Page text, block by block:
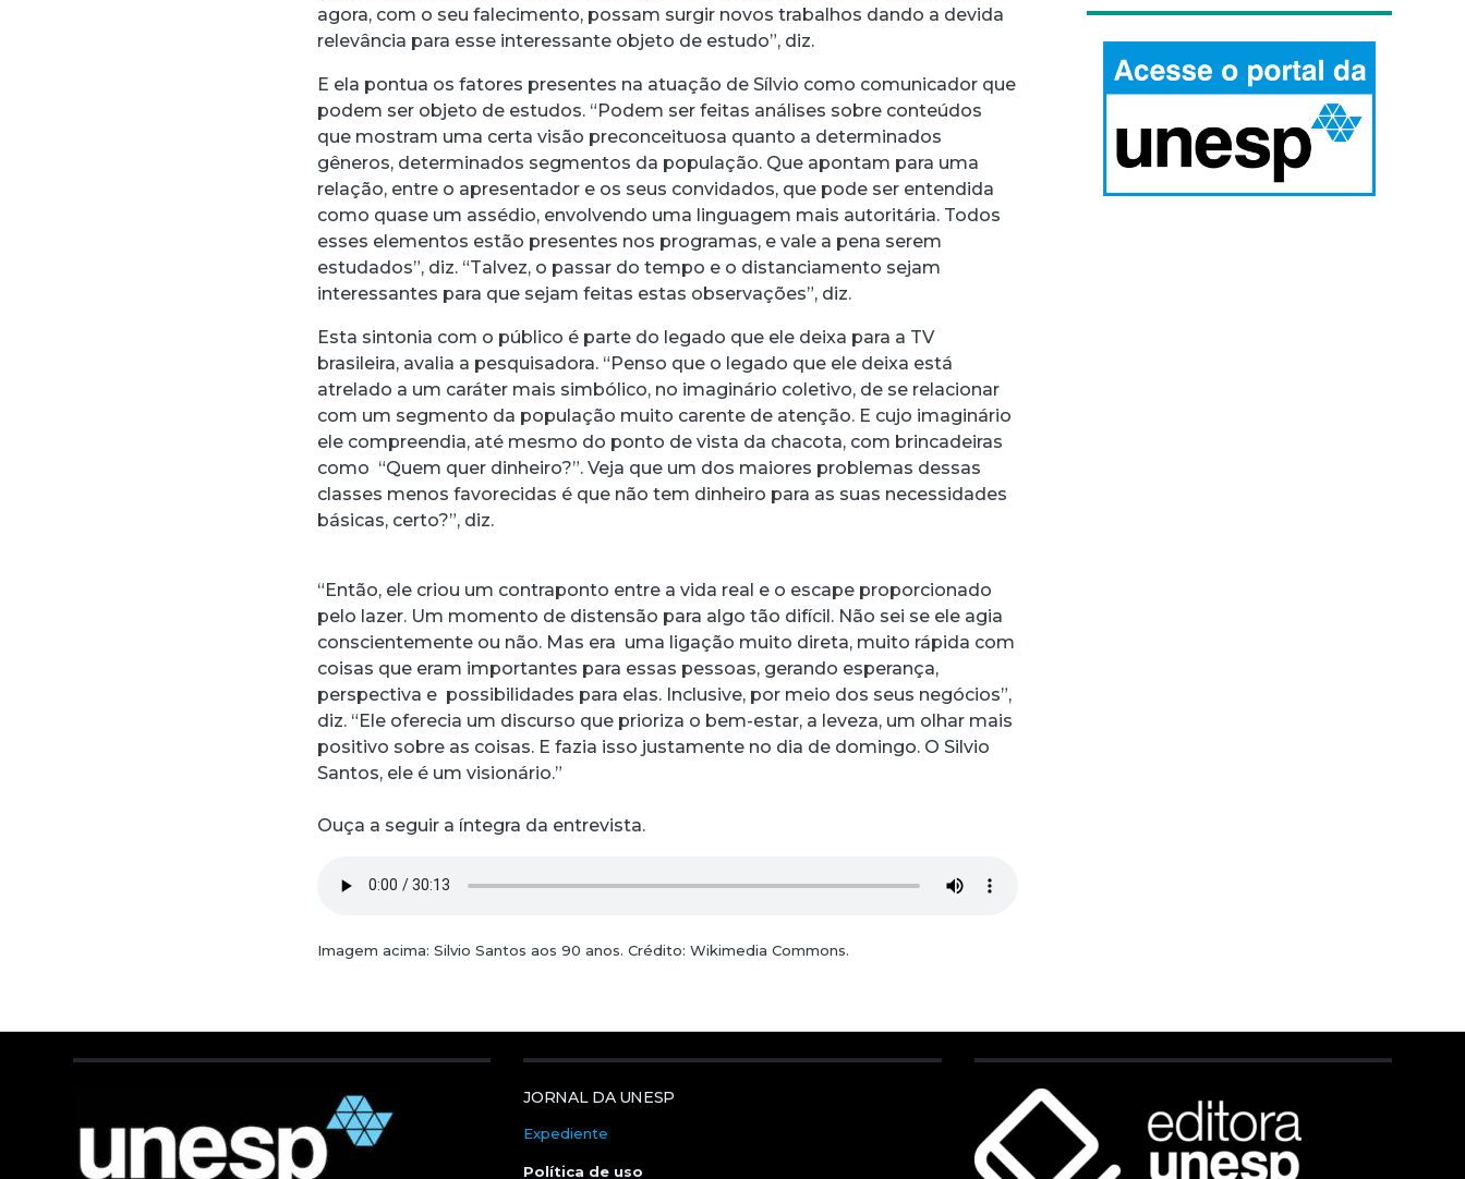
agora, com o seu falecimento, possam surgir novos trabalhos dando a devida
relevância para esse interessante objeto de estudo”, diz.
E ela pontua os fatores presentes na atuação de Sílvio como comunicador que
podem ser objeto de estudos. “Podem ser feitas análises sobre conteúdos
que mostram uma certa visão preconceituosa quanto a determinados
gêneros, determinados segmentos da população. Que apontam para uma
relação, entre o apresentador e os seus convidados, que pode ser entendida
como quase um assédio, envolvendo uma linguagem mais autoritária. Todos
esses elementos estão presentes nos programas, e vale a pena serem
estudados”, diz. “Talvez, o passar do tempo e o distanciamento sejam
interessantes para que sejam feitas estas observações”, diz.
Esta sintonia com o público é parte do legado que ele deixa para a TV
brasileira, avalia a pesquisadora. “Penso que o legado que ele deixa está
atrelado a um caráter mais simbólico, no imaginário coletivo, de se relacionar
com um segmento da população muito carente de atenção. E cujo imaginário
ele compreendia, até mesmo do ponto de vista da chacota, com brincadeiras
como “Quem quer dinheiro?”. Veja que um dos maiores problemas dessas
classes menos favorecidas é que não tem dinheiro para as suas necessidades
básicas, certo?”, diz.
“Então, ele criou um contraponto entre a vida real e o escape proporcionado
pelo lazer. Um momento de distensão para algo tão difícil. Não sei se ele agia
conscientemente ou não. Mas era uma ligação muito direta, muito rápida com
coisas que eram importantes para essas pessoas, gerando esperança,
perspectiva e possibilidades para elas. Inclusive, por meio dos seus negócios”,
diz. “Ele oferecia um discurso que prioriza o bem-estar, a leveza, um olhar mais
positivo sobre as coisas. E fazia isso justamente no dia de domingo. O Silvio
Santos, ele é um visionário.”
Ouça a seguir a íntegra da entrevista.
Imagem acima: Silvio Santos aos 90 anos. Crédito: Wikimedia Commons.
JORNAL DA UNESP
Expediente
Política de uso